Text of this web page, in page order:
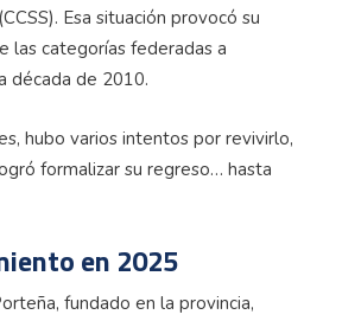
Esa situación provocó su
las categorías federadas a
década de 2010.
hubo varios intentos por revivirlo,
formalizar su regreso… hasta
en 2025
fundado en la provincia,